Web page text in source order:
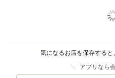
気になるお店を保存すると
アプリなら